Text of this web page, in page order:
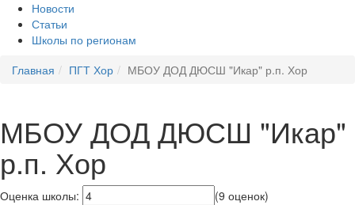
Новости
Статьи
Школы по регионам
Главная
ПГТ Хор МБОУ ДОД ДЮСШ "Икар" р.п. Хор
МБОУ ДОД ДЮСШ "Икар"
р.п. Хор
Оценка школы:
(9 оценок)